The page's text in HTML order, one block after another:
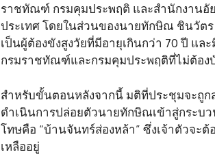
ราชทัณฑ์ กรมคุมประพฤติ และสำนักงานอั
ประเทศ โดยในส่วนของนายทักษิณ ชินวัตร
เป็นผู้ต้องขังสูงวัยที่มีอายุเกินกว่า 70 ปี แ
กรมราชทัณฑ์และกรมคุมประพฤติที่ไม่ต้อง
สำหรับขั้นตอนหลังจากนี้ มติที่ประชุมจะถูก
ดำเนินการปล่อยตัวนายทักษิณเข้าสู่กระบ
โทษคือ “บ้านจันทร์ส่องหล้า” ซึ่งเจ้าตัวจะ
เหลืออยู่